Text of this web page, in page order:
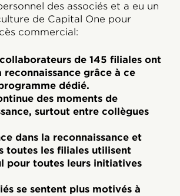
des associés et a eu un
de Capital One pour
commercial:
de 145 filiales ont
reconnaissance grâce à ce
dédié.
des moments de
surtout entre collègues
dans la reconnaissance et
toutes les filiales utilisent
pour toutes leurs initiatives
se sentent plus motivés à